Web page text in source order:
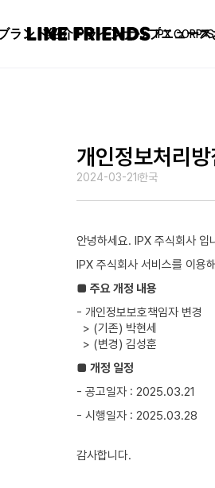
ランド紹介 IPラインナップニュース
IPX CORP
개인정보처리
2024-03-21 한국
안녕하세요. IPX 주식회사 입
IPX 주식회사 서비스를 이용
■ 주요 개정 내용
- 개인정보보호책임자 변경
> (기존) 박현세
> (변경) 김성훈
■ 개정 일정
- 공고일자 : 2025.03.21
- 시행일자 : 2025.03.28
감사합니다.​​